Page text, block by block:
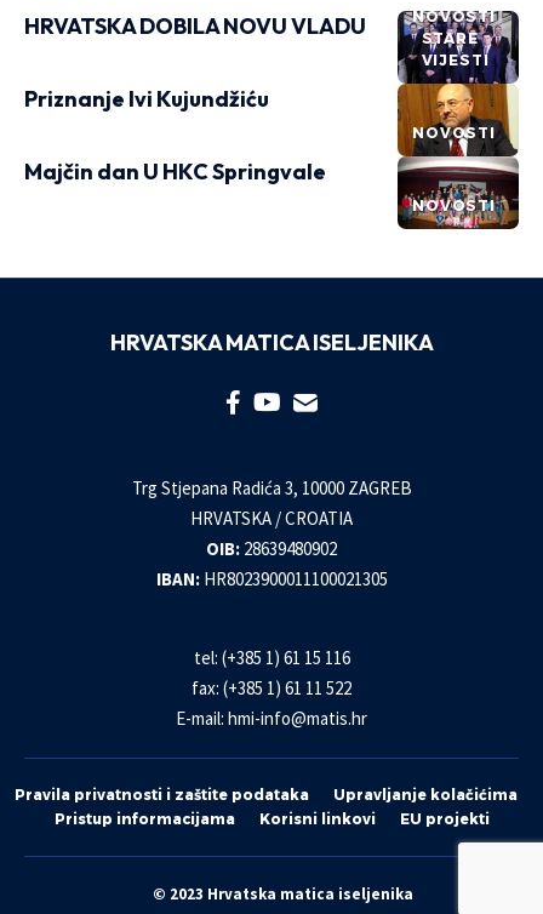
NOVOSTI
STARE
VIJESTI
HRVATSKA DOBILA NOVU VLADU
NOVOSTI
Priznanje Ivi Kujundžiću
NOVOSTI
Majčin dan U HKC Springvale
HRVATSKA MATICA ISELJENIKA
Trg Stjepana Radića 3, 10000 ZAGREB
HRVATSKA / CROATIA
OIB: 28639480902
IBAN: HR8023900011100021305
tel: (+385 1) 61 15 116
fax: (+385 1) 61 11 522
E-mail: hmi-info@matis.hr
Pravila privatnosti i zaštite podataka
Upravljanje kolačićima
Pristup informacijama
Korisni linkovi EU projekti
© 2023 Hrvatska matica iseljenika